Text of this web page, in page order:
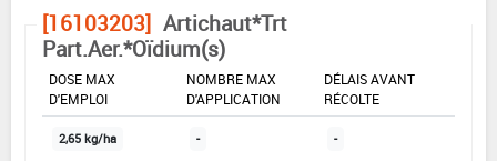
[16103203] Artichaut*Trt
Part.Aer.*Oïdium(s)
DOSE MAX
D'EMPLOI
NOMBRE MAX
D'APPLICATION
DÉLAIS AVANT
RÉCOLTE
2,65 kg/ha - -